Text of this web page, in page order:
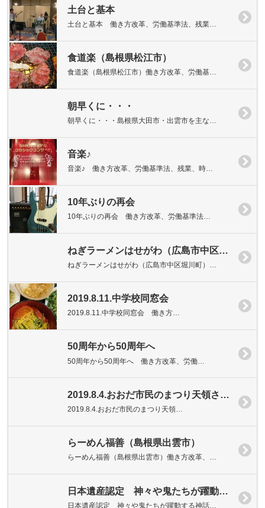
土台と基本
土台と基本 働き方改革、労働基準法、残業…
食道楽（島根県松江市）
食道楽（島根県松江市）働き方改革、労働基…
朝早くに・・・
朝早くに・・・島根県大田市・出雲市を主な…
音楽♪
音楽♪ 働き方改革、労働基準法、残業、時…
10年ぶりの再会
10年ぶりの再会 働き方改革、労働基準法…
ねぎラーメンはせがわ（広島市中区堀川町）
ねぎラーメンはせがわ（広島市中区堀川町）…
2019.8.11.中学校同窓会
2019.8.11.中学校同窓会 働き方…
50周年から50周年へ
50周年から50周年へ 働き方改革、労働…
2019.8.4.おおだ市民のまつり天領さん久手会場（島根県大田市久手町）
2019.8.4.おおだ市民のまつり天領…
らーめん福善（島根県出雲市）
らーめん福善（島根県出雲市）働き方改革、…
日本遺産認定 神々や鬼たちが躍動する神話の世界
日本遺産認定 神々や鬼たちが躍動する神話…